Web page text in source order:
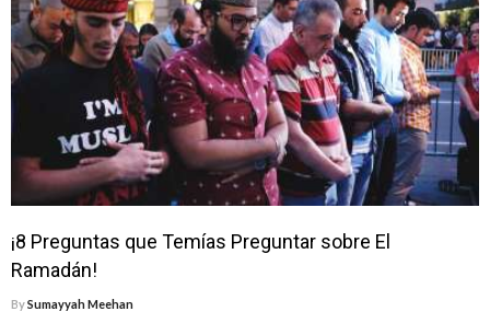
¡8 Preguntas que Temías Preguntar sobre El
Ramadán!
BySumayyah Meehan